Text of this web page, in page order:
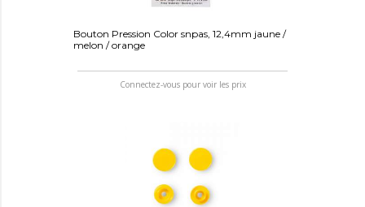
Bouton Pression Color snpas, 12,4mm jaune /
melon / orange
Connectez-vous pour voir les prix